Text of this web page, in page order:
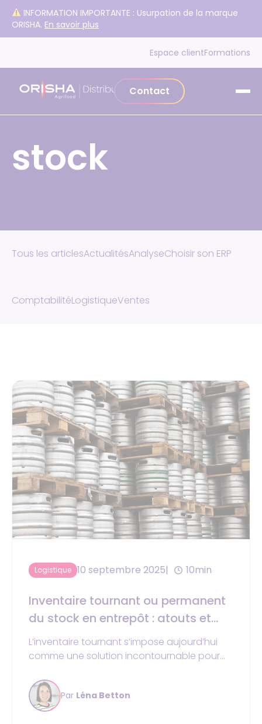
Aller au contenu
INFORMATION IMPORTANTE : Usurpation de la marque
ORISHA. En savoir plus
Espace clientFormations
Contact
stock
Tous les articlesActualitésAnalyseChoisir son ERP
ComptabilitéLogistiqueVentes
Logistique 10 septembre 2025 10min
Inventaire tournant ou permanent
du stock en entrepôt : atouts et
méthodes
L’inventaire tournant s’impose aujourd’hui
comme une solution incontournable pour
financières et optimiser la gestion des
entrepôts.
Par Léna Betton